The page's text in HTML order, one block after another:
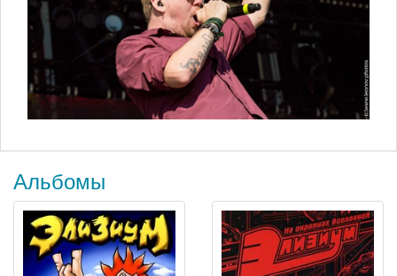
Альбомы